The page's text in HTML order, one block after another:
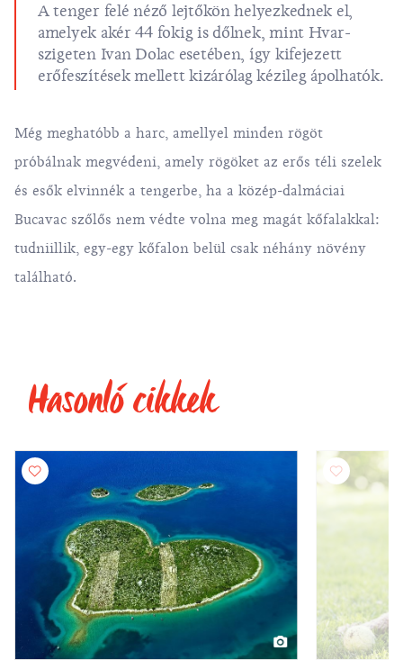
A tenger felé néző lejtőkön helyezkednek el,
amelyek akér 44 fokig is dőlnek, mint Hvar-
szigetenIvan Dolac esetében, így kifejezett
erőfeszítések mellett kizárólag kézileg ápolhatók.
Még meghatóbb a harc, amellyel minden rögöt
próbálnak megvédeni, amely rögöket az erős téli szelek
és esők elvinnék a tengerbe, ha a közép-dalmáciai
Bucavac szőlős nem védte volna meg magát kőfalakkal:
tudniillik, egy-egy kőfalon belül csak néhány növény
található.
Hasonló cikkek